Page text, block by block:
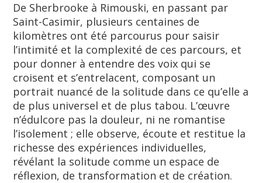
De Sherbrooke à Rimouski, en passant par
Saint-Casimir, plusieurs centaines de
kilomètres ont été parcourus pour saisir
l’intimité et la complexité de ces parcours, et
pour donner à entendre des voix qui se
croisent et s’entrelacent, composant un
portrait nuancé de la solitude dans ce qu’elle a
de plus universel et de plus tabou. L’œuvre
n’édulcore pas la douleur, ni ne romantise
l’isolement ; elle observe, écoute et restitue la
richesse des expériences individuelles,
révélant la solitude comme un espace de
réflexion, de transformation et de création.